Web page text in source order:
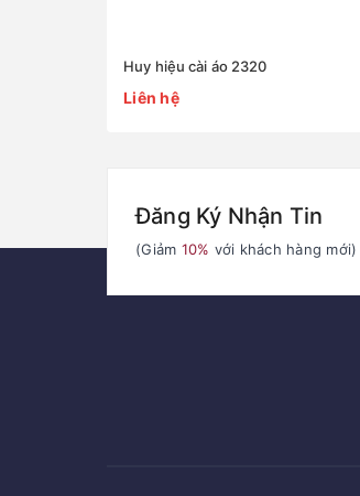
Huy hiệu cài áo 2320
Liên hệ
Đăng Ký Nhận Tin
(Giảm 10% với khách hàng mới)